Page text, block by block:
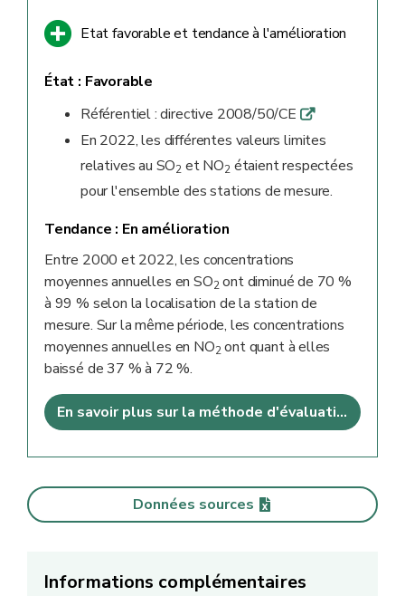
Etat favorable et tendance à l'amélioration
État : Favorable
Référentiel : directive 2008/50/CE q
En 2022, les différentes valeurs limites
relatives au SO2 et NO2 étaient respectées
pour l'ensemble des stations de mesure.
Tendance : En amélioration
Entre 2000 et 2022, les concentrations
moyennes annuelles en SO2 ont diminué de 70 %
à 99 % selon la localisation de la station de
mesure. Sur la même période, les concentrations
moyennes annuelles en NO2 ont quant à elles
baissé de 37 % à 72 %.
En savoir plus sur la méthode d'évaluation
Données sources
Informations complémentaires